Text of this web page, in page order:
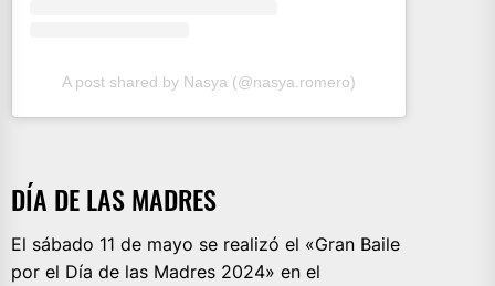
A post shared by Nasya (@nasya.romero)
DÍA DE LAS MADRES
El sábado 11 de mayo se realizó el «Gran Baile
por el Día de las Madres 2024» en el